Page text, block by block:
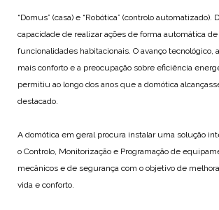
“Domus” (casa) e “Robótica” (controlo automatizado).
capacidade de realizar ações de forma automática
funcionalidades habitacionais. O avanço tecnológico,
mais conforto e a preocupação sobre eficiência
permitiu ao longo dos anos que a domótica
destacado.
A domótica em geral procura instalar uma solução
o Controlo, Monitorização e Programação de
mecânicos e de segurança com o objetivo de
vida e conforto.